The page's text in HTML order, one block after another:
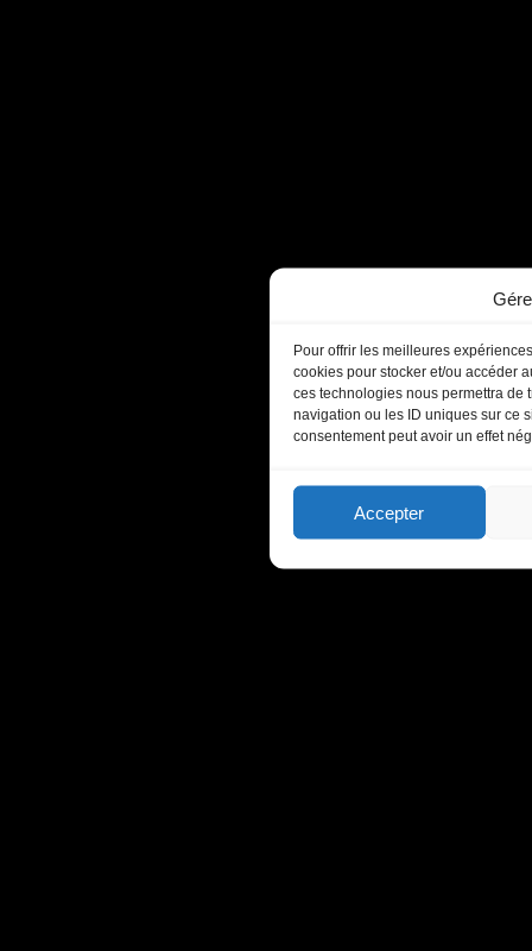
Pour offrir les meilleures
cookies pour stocker et/ou accéder
ces technologies nous permettra de
navigation ou les ID uniques sur ce
consentement peut avoir un effet
Accepter